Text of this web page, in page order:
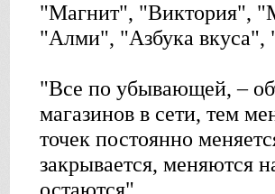
"Магнит", "Виктория",
"Алми", "Азбука
"Все по убывающей, –
магазинов в сети, тем
точек постоянно
закрывается, меняются